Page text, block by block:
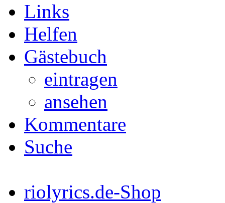
Links
Helfen
Gästebuch
eintragen
ansehen
Kommentare
Suche
riolyrics.de-Shop